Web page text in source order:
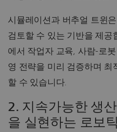
시뮬레이션과 버추얼 트윈
검토할 수 있는 기반을 제공
에서 작업자 교육, 사람-로
영 전략을 미리 검증하며 최
할 수 있습니다.
2. 지속가능한 생
을 실현하는 로보